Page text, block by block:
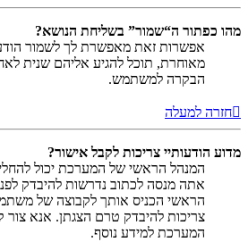
מהו כפתור ה“שמור” בשליחת הנושא?
אפשרות זאת מאפשרת לך לשמור
מאוחרת, תוכל להגיע אליהם שנית
הבקרה למשתמש.
חזרה למעלה
מדוע הודעותיי צריכות לקבל אישור?
המנהל הראשי של המערכת יכול
אתה מנסה לכתוב נדרשות להיבדק
הראשי הכניס אותך לקבוצה של
צריכות להיבדק טרם הצגתן. אנא
המערכת למידע נוסף.